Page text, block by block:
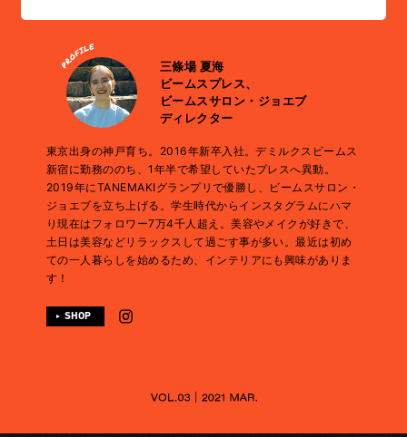
るようで、シンプルなスタイルにはこだわりを感じることがで
き、私の定番スタイルになっています。
えばリップから着たいドレスや髪型を考えたり。肌の調子が悪
い時には、お気に入りの服を着ていても気分が乗らないことも
ありますよね。趣味であるスキンケアは気分をあげる大切な時
間。自分なりに、気分を上げる“モノ”を見つけられたら、コー
ディネートを考える時間や日常もぐんと楽しくなるはずです！
三條場 夏海
ビームスプレス、
ビームスサロン・ジョエブ
ディレクター
東京出身の神戸育ち。2016年新卒入社。デミルクスビームス
新宿に勤務ののち、1年半で希望していたプレスへ異動。
2019年にTANEMAKIグランプリで優勝し、ビームスサロン・
ジョエブを立ち上げる。学生時代からインスタグラムにハマ
り現在はフォロワー7万4千人超え。美容やメイクが好きで、
土日は美容などリラックスして過ごす事が多い。最近は初め
ての一人暮らしを始めるため、インテリアにも興味がありま
す！
SHOP